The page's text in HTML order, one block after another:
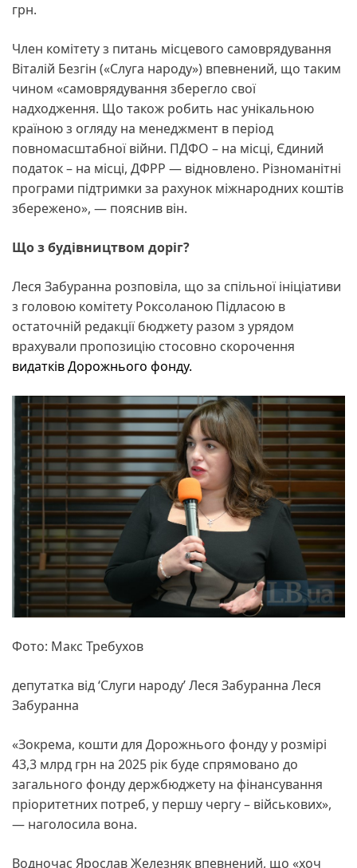
грн.
Член комітету з питань місцевого самоврядування
Віталій Безгін («Слуга народу») впевнений, що таким
чином «самоврядування зберегло свої
надходження. Що також робить нас унікальною
країною з огляду на менеджмент в період
повномасштабної війни. ПДФО – на місці, Єдиний
податок – на місці, ДФРР — відновлено. Різноманітні
програми підтримки за рахунок міжнародних коштів
збережено», — пояснив він.
Що з будівництвом доріг?
Леся Забуранна розповіла, що за спільної ініціативи
з головою комітету Роксоланою Підласою в
остаточній редакції бюджету разом з урядом
врахували пропозицію стосовно скорочення
видатків Дорожнього фонду.
Фото: Макс Требухов
депутатка від ‘Слуги народу’ Леся Забуранна Леся
Забуранна
«Зокрема, кошти для Дорожнього фонду у розмірі
43,3 млрд грн на 2025 рік буде спрямовано до
загального фонду держбюджету на фінансування
пріоритетних потреб, у першу чергу – військових»,
— наголосила вона.
Водночас Ярослав Железняк впевнений, що «хоч